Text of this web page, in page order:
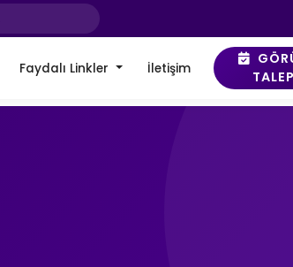
Faydalı Linkler İletişim